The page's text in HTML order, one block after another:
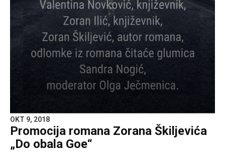
OKT 9, 2018
Promocija romana Zorana Škiljevića
„Do obala Goe“